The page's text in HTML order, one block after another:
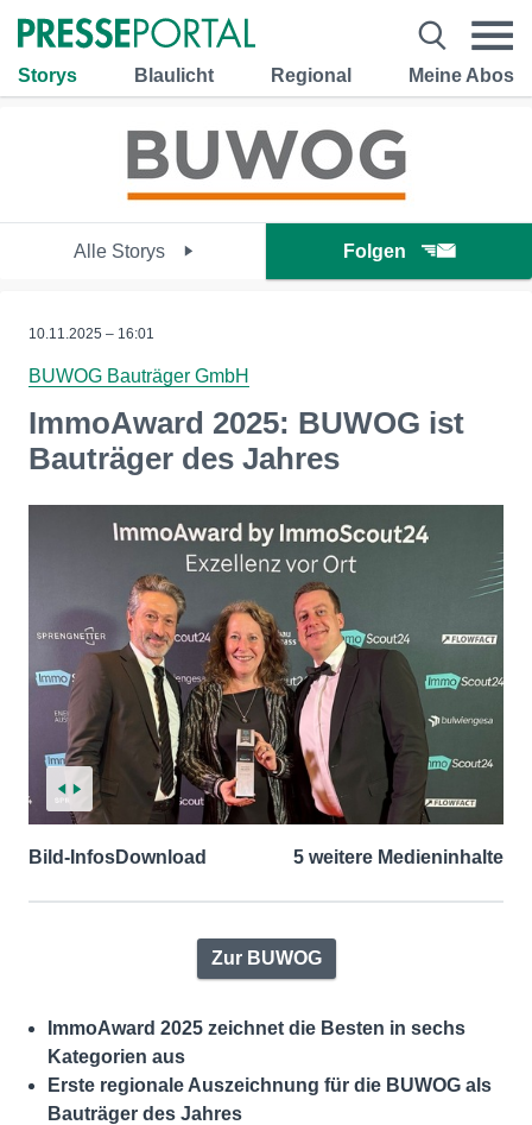
Storys Blaulicht Regional Meine Abos
Alle Storys Folgen
10.11.2025 – 16:01
BUWOG Bauträger GmbH
ImmoAward 2025: BUWOG ist
Bauträger des Jahres
Bild-InfosDownload 5 weitere Medieninhalte
Zur BUWOG
ImmoAward 2025 zeichnet die Besten in sechs
Kategorien aus
Erste regionale Auszeichnung für die BUWOG als
Bauträger des Jahres